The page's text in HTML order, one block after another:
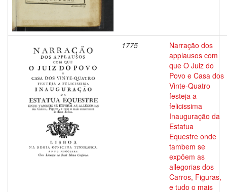
1775
Narração dos
applausos com
que O Juiz do
Povo e Casa dos
Vinte-Quatro
festeja a
felicissima
Inauguração da
Estatua
Equestre onde
tambem se
expõem as
allegorias dos
Carros, Figuras,
e tudo o mais